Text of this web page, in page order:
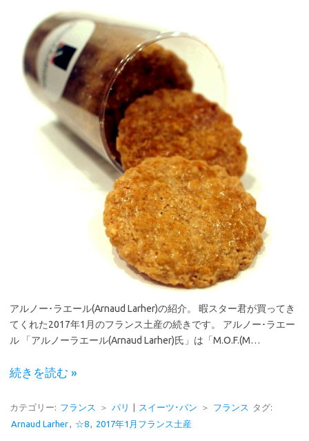
アルノー･ラエール(Arnaud Larher)の紹介。 暇スター君が買ってき
てくれた2017年1月のフランス土産の続きです。 アルノー･ラエー
ル 「アルノーラエール(Arnaud Larher)氏」は「M.O.F.(M…
続きを読む »
カテゴリー: フランス ＞ パリ | スイーツ･パン ＞ フランス
タグ:
Arnaud Larher
☆8 2017年1月フランス土産